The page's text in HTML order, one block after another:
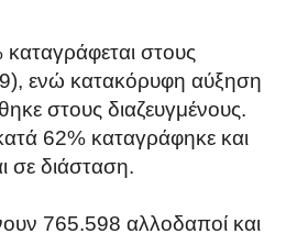
στους
ενώ κατακόρυφη αύξηση
στους διαζευγμένους.
62% καταγράφηκε και
σε διάσταση.
765.598 αλλοδαποί και